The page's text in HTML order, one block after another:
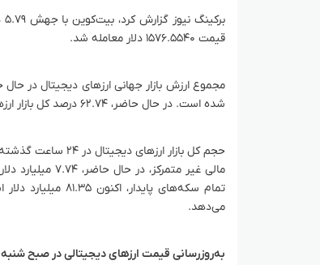
قیمت ۱۵۷۶.۵۵۴۰ دلار معامله شد.
شده است. در حال حاضر، ۶۲.۷۴ درصد کل بازار ارزهای دیجیتال، در اختیار بیت‌کوین است که ۰.۳۲ درصد افزایش روزانه نشان می‌دهد.
می‌دهد.
به‌روزرسانی قیمت ارزهای دیجیتالی در صبح شنبه